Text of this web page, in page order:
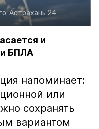
Астрахань 24
и
БПЛА
напоминает:
или
сохранять
вариантом